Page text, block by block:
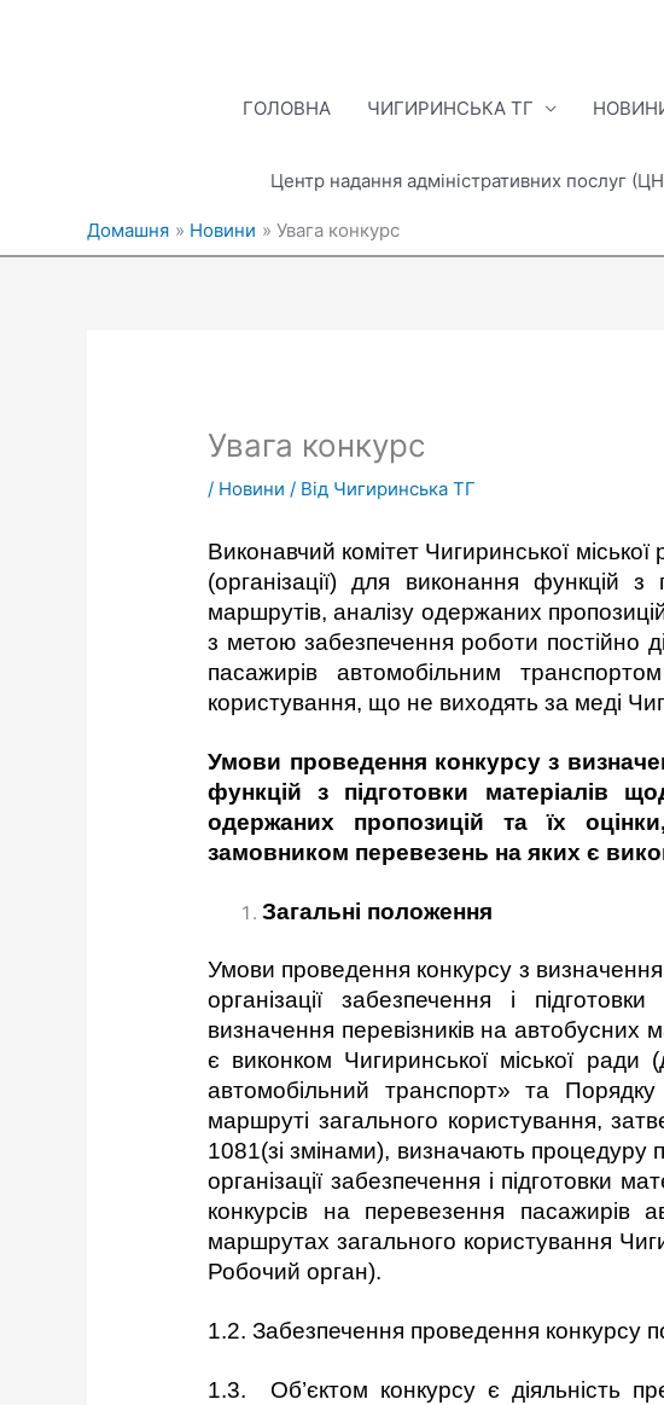
ГОЛОВНА
ЧИГИРИНСЬКА ТГ
Центр надання адміністративних послуг
Домашня Новини Увага конкурс
Увага конкурс
/ Новини / Від Чигиринська ТГ
Виконавчий комітет Чигиринської
(організації) для виконання функцій
маршрутів, аналізу одержаних
з метою забезпечення роботи постійно
пасажирів автомобільним
користування, що не виходять за меді
Умови проведення конкурсу з
функцій з підготовки матеріалів
одержаних пропозицій та їх
замовником перевезень на яких є
Загальні положення
Умови проведення конкурсу з визначення
організації забезпечення і
визначення перевізників на
є виконком Чигиринської міської
автомобільний транспорт» та
маршруті загального користування,
1081(зі змінами), визначають процедуру
організації забезпечення і підготовки
конкурсів на перевезення пасажирів
маршрутах загального користування
Робочий орган).
1.2. Забезпечення проведення конкурсу
1.3. Об’єктом конкурсу є діяльність